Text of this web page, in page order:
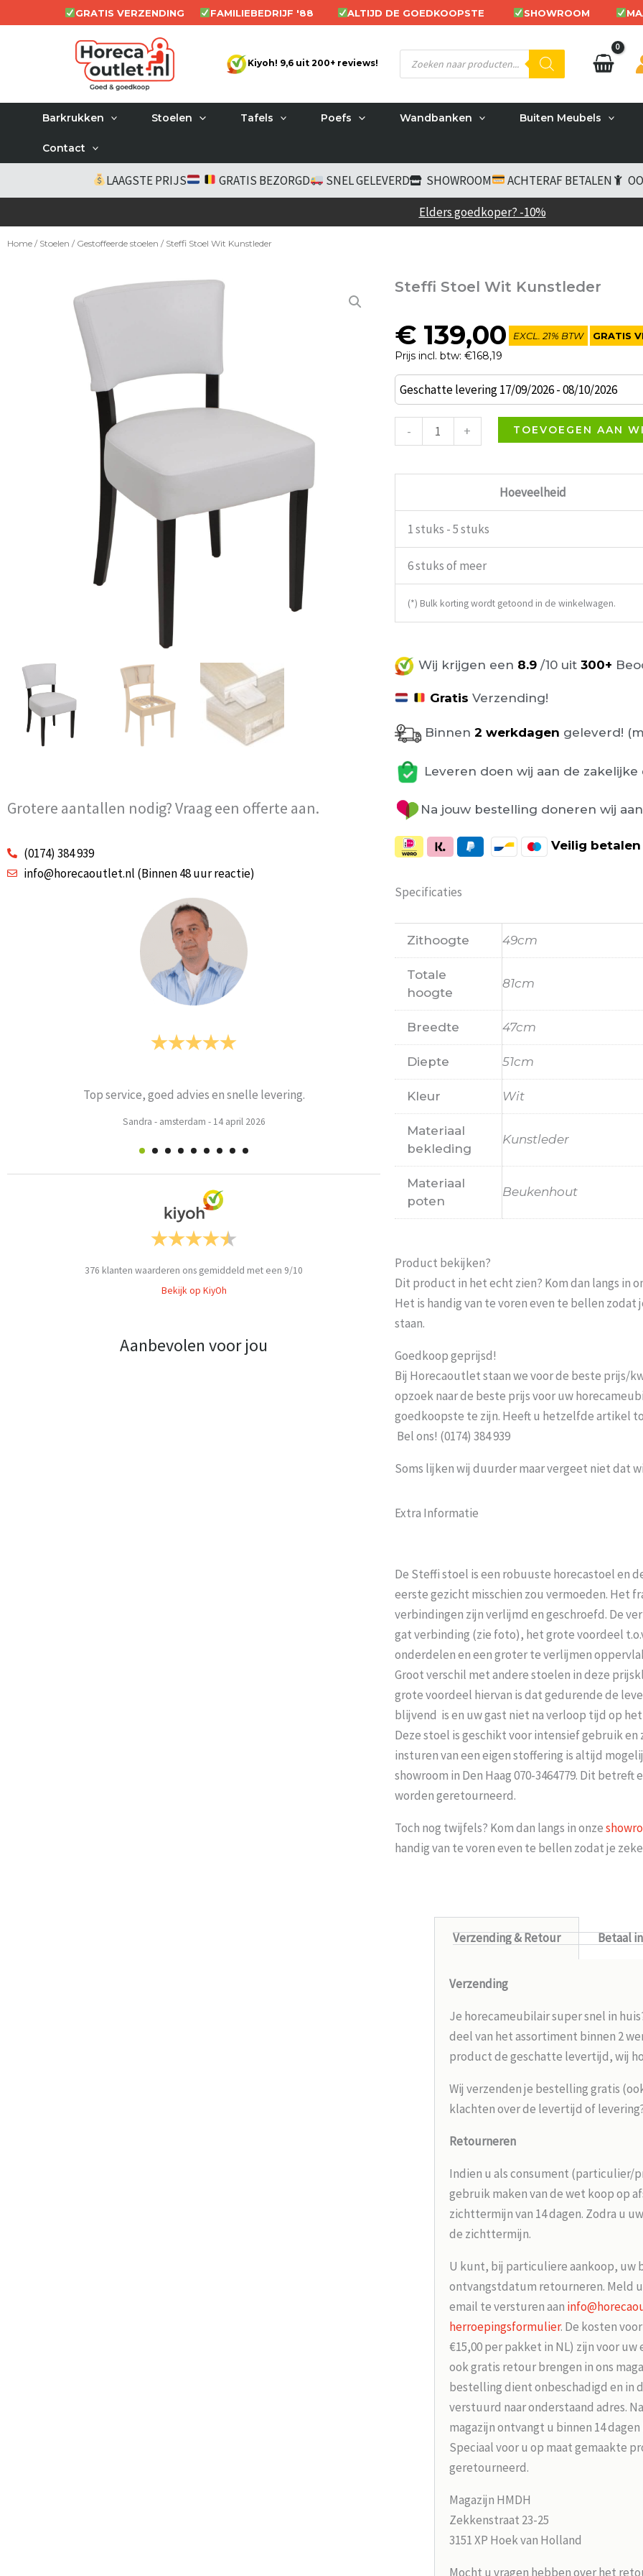
naar
GRATIS VERZENDING FAMILIEBEDRIJF '88 ALTIJD DE GOEDKOOPSTE SHOWROOM
Kiyoh! 9,6 uit 200+ reviews!
Producten
zoeken
Barkrukken Stoelen Tafels Poefs Wandbanken Buiten Meubels
Contact
LAAGSTE PRIJS GRATIS BEZORGD SNEL GELEVERD SHOWROOM ACHTERAF BETALEN
Elders goedkoper? -10%
Home / Stoelen / Gestoffeerde stoelen / Steffi Stoel Wit Kunstleder
Grotere aantallen nodig? Vraag een offerte aan.
(0174) 384 939
info@horecaoutlet.nl (Binnen 48 uur reactie)
Prima
Weets mieke -Turnhout-3 maart 2026
Probeer het nog sneller te laten bezorgen Nu
moeten wachten En pakketdienst DHL moet
Eric- Zwijndrecht
376 klanten waarderen ons gemiddeld met een 9/10
Bekijk op KiyOh
Aanbevolen voor jou
Steffi Stoel Wit Kunstleder
€ 139,00
Prijs incl. btw: €168,19
EXCL. 21% BTW GRATIS
Geschatte levering 17/09/2026 - 08/10/2026
-
Steffi
Stoel
Kunstleder
+ TOEVOEGEN AAN
Hoeveelheid
1 stuks - 5 stuks
6 stuks of meer
(*) Bulk korting wordt getoond in de winkelwagen.
Wij krijgen een 8.9 /10 uit 300+
Gratis Verzending!
Binnen 2 werkdagen geleverd!
Leveren doen wij aan de
Na jouw bestelling doneren wij
Veilig betalen
Specificaties
Zithoogte 49cm
Totale
hoogte
81cm
Breedte 47cm
Diepte 51cm
Kleur Wit
Materiaal
bekleding
Kunstleder
Materiaal
poten
Beukenhout
Product bekijken?
Dit product in het echt zien? Kom dan langs in
Het is handig van te voren even te bellen
staan.
Goedkoop geprijsd!
Bij Horecaoutlet staan we voor de beste prijs/
opzoek naar de beste prijs voor uw
goedkoopste te zijn. Heeft u hetzelfde artikel
Bel ons! (0174) 384 939
Soms lijken wij duurder maar vergeet niet dat
Extra Informatie
De Steffi stoel is een robuuste horecastoel en
eerste gezicht misschien zou vermoeden. Het
verbindingen zijn verlijmd en geschroefd. De
gat verbinding (zie foto), het grote voordeel
onderdelen en een groter te verlijmen
Groot verschil met andere stoelen in deze
grote voordeel hiervan is dat gedurende de
blijvend is en uw gast niet na verloop tijd op
Deze stoel is geschikt voor intensief gebruik
insturen van een eigen stoffering is altijd
showroom in Den Haag 070-3464779. Dit
worden geretourneerd.
Toch nog twijfels? Kom dan langs in onze
handig van te voren even te bellen zodat je
Verzending & Retour Betaal
Verzending
Je horecameubilair super snel in
deel van het assortiment binnen 2
product de geschatte levertijd, wij
Wij verzenden je bestelling gratis
klachten over de levertijd of
Retourneren
Indien u als consument (particulier/
gebruik maken van de wet koop op
zichttermijn van 14 dagen. Zodra u
de zichttermijn.
U kunt, bij particuliere aankoop, uw
ontvangstdatum retourneren. Meld
email te versturen aan
herroepingsformulier. De kosten
€15,00 per pakket in NL) zijn voor
ook gratis retour brengen in ons
bestelling dient onbeschadigd en in
verstuurd naar onderstaand adres.
magazijn ontvangt u binnen 14
Speciaal voor u op maat gemaakte
geretourneerd.
Magazijn HMDH
Zekkenstraat 23-25
3151 XP Hoek van Holland
Mocht u vragen hebben over het